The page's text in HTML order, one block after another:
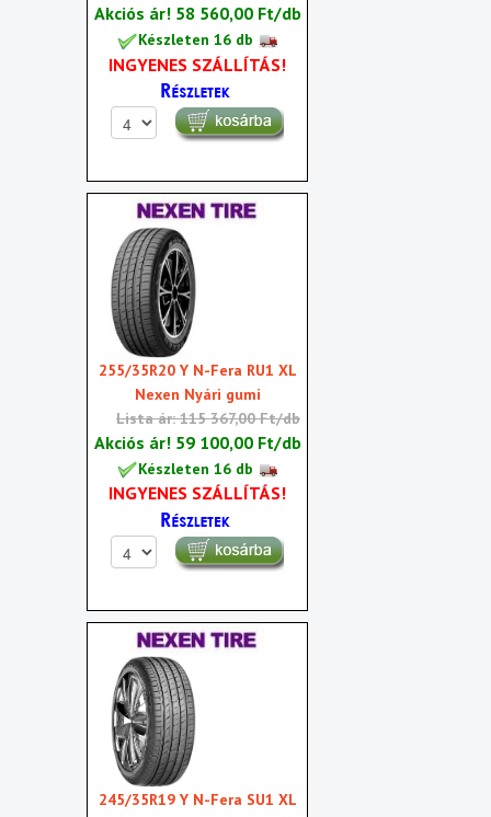
Akciós ár! 58 560,00 Ft/db
Készleten 16 db
INGYENES SZÁLLÍTÁS!
255/35R20 Y N-Fera RU1 XL
Nexen Nyári gumi
Lista ár: 115 367,00 Ft/db
Akciós ár! 59 100,00 Ft/db
Készleten 16 db
INGYENES SZÁLLÍTÁS!
245/35R19 Y N-Fera SU1 XL